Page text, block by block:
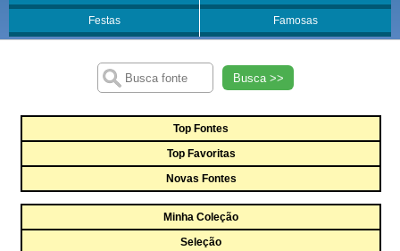
Festas Famosas
Busca >>
Top Fontes
Top Favoritas
Novas Fontes
Minha Coleção
Seleção